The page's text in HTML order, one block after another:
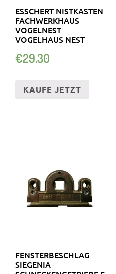
ESSCHERT NISTKASTEN
FACHWERKHAUS
VOGELNEST
VOGELHAUS NEST
3MODELLE 37000601
€29.30
KAUFE JETZT
FENSTERBESCHLAG
SIEGENIA